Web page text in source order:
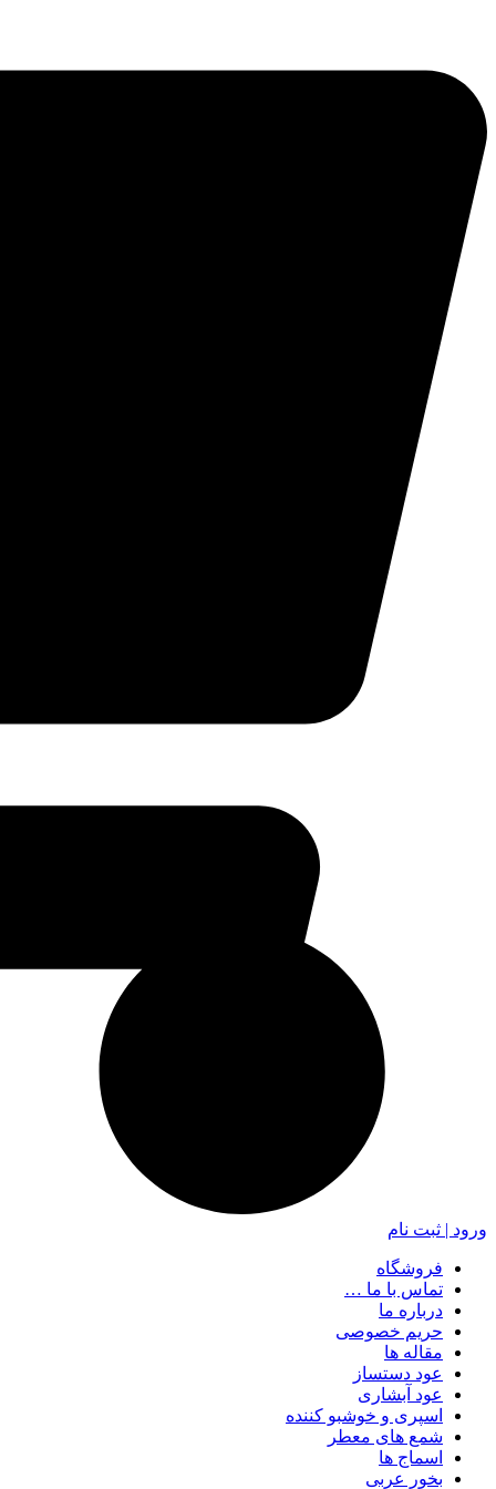
ورود | ثبت نام
فروشگاه
تماس با ما …
درباره ما
حریم خصوصی
مقاله ها
عود دستساز
عود آبشاری
اسپری و خوشبو کننده
شمع های معطر
اسماج ها
بخور عربی